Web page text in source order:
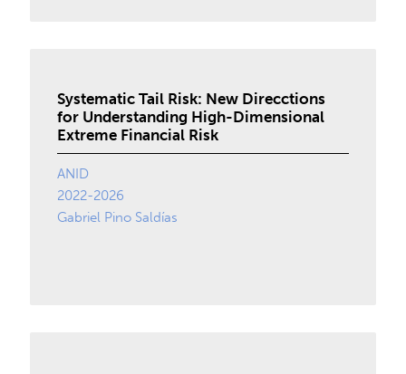
Systematic Tail Risk: New Direcctions
for Understanding High-Dimensional
Extreme Financial Risk
ANID
2022-2026
Gabriel Pino Saldías